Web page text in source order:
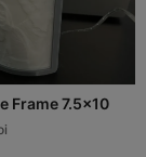
Frame 7.5x10